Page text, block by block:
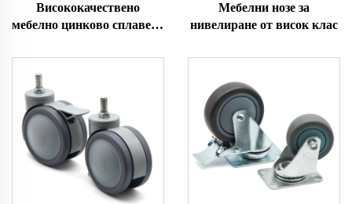
Висококачествено
мебелно цинково сплавено
Мебелни нозе за
нивелиране от висок клас